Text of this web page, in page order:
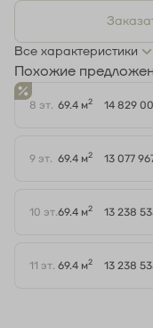
Все характеристики
Похожие
8 эт. 69.4 м2 14 829
9 эт. 69.4 м2 13 077
10 эт.69.4 м2 13 238
11 эт. 69.4 м2 13 238